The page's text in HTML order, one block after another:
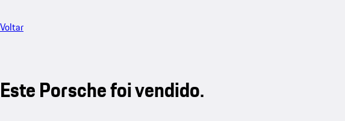
Voltar
Este Porsche foi vendido.